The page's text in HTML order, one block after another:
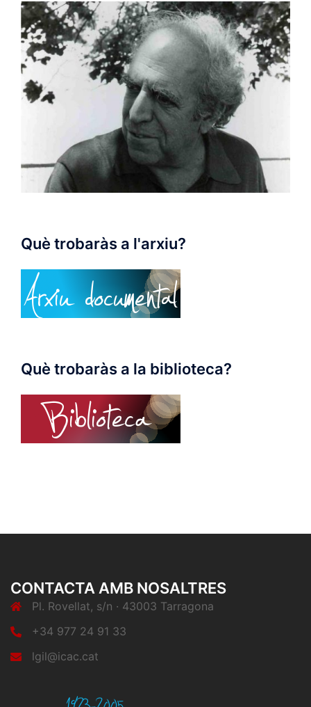
Què trobaràs a l'arxiu?
Què trobaràs a la biblioteca?
CONTACTA AMB NOSALTRES
Pl. Rovellat, s/n · 43003 Tarragona
+34 977 24 91 33
lgil@icac.cat